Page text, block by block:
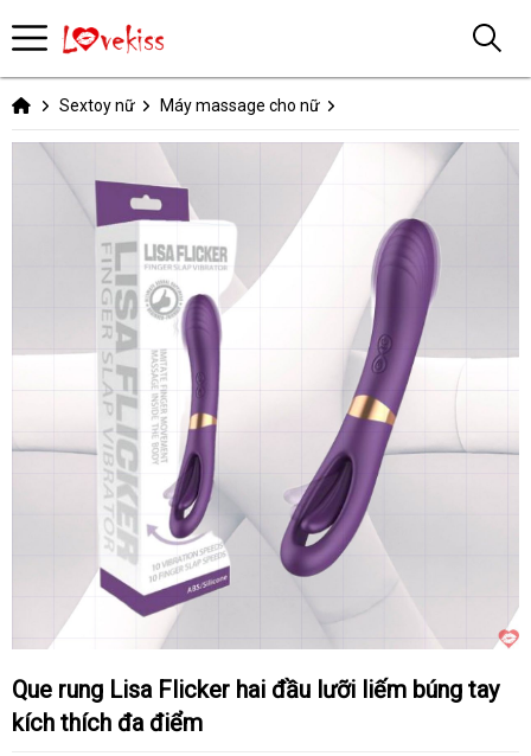
Sextoy nữ Máy massage cho nữ
Que rung Lisa Flicker hai đầu lưỡi liếm búng tay
kích thích đa điểm